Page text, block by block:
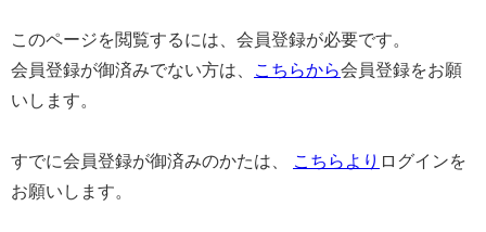
このページを閲覧するには、会員登録が必要です。
会員登録が御済みでない方は、
こちらから会員登録をお願
いします。
すでに会員登録が御済みのかたは、 こちらより ログインを
お願いします。